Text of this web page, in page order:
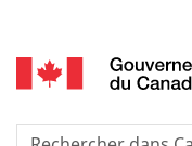
selection